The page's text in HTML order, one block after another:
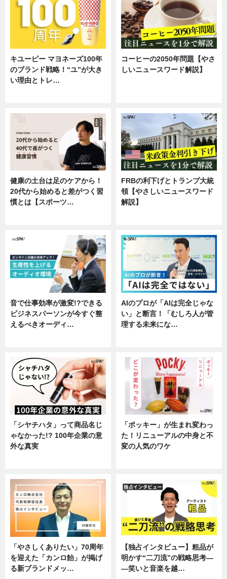
キユーピー マヨネーズ100年
のブランド戦略！“ユ”が大き
い理由とトレ…
コーヒーの2050年問題【やさ
しいニュースワード解説】
健康の土台は足のケアから！
20代から始めると差がつく習
慣とは【スポーツ…
FRBの利下げとトランプ大統
領【やさしいニュースワード
解説】
音で仕事効率が激変!?できる
ビジネスパーソンが今すぐ整
えるべきオーディ…
AIのプロが「AIは完全じゃな
い」と断言！「むしろ人が管
理する未来にな…
「シヤチハタ」って商品名じ
ゃなかった!? 100年企業の意
外な真実
「ポッキー」が生まれ変わっ
た！リニューアルの中身と不
変の人気のワケ
「やさしくありたい」70周年
を迎えた「カンロ飴」が掲げ
る新ブランドメッ…
【独占インタビュー】粗品が
明かす“二刀流”の戦略思考―
―笑いと音楽を越…